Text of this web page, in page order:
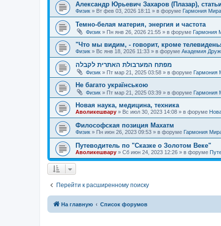
Александр Юрьевич Захаров (Плазар), статьи
Физик » Вт фев 03, 2026 18:11 » в форуме Гармония Мира
Темно-белая материя, энергия и частота
Физик » Пн янв 26, 2026 21:55 » в форуме Гармония
"Что мы видим, - говорит, кроме
Физик » Вс янв 18, 2026 11:33 » в форуме Академия
מפתח המערבולת האתרית לקבלה
Физик » Пт мар 21, 2025 03:58 » в форуме Гармония
Не багато українською
Физик » Пт мар 21, 2025 03:39 » в форуме Гармония
Новая наука, медицина, техника
Аволикешвару » Вс июл 30, 2023 14:08 » в форуме
Философская позиция Махатм
Физик » Пн июн 26, 2023 09:53 » в форуме Гармония
Путеводитель по "Сказке о Золотом Веке"
Аволикешвару » Сб июн 24, 2023 12:26 » в форуме
Перейти к расширенному поиску
На главную Список форумов